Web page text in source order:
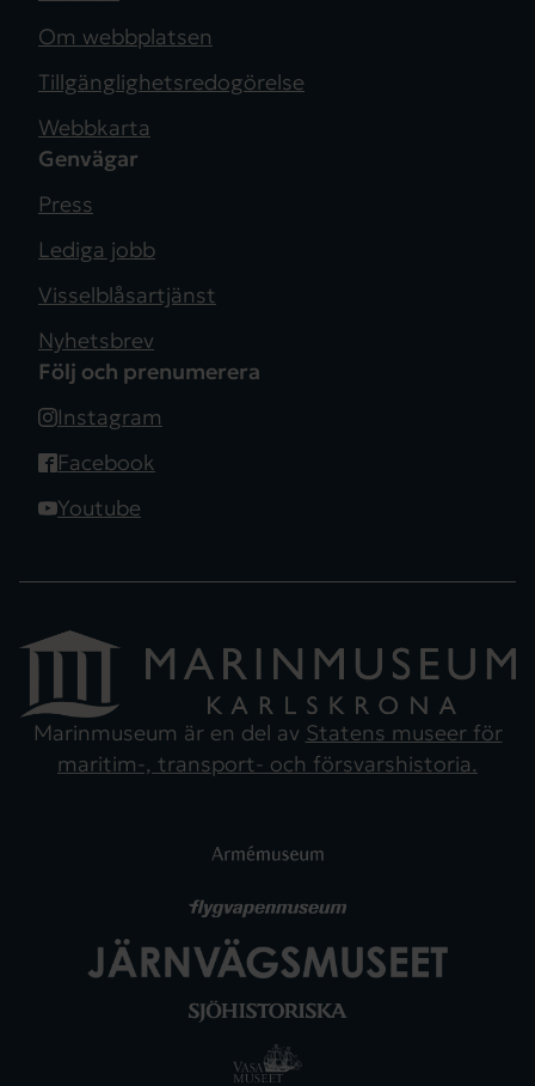
Om webbplatsen
Tillgänglighetsredogörelse
Webbkarta
Genvägar
Press
Lediga jobb
Visselblåsartjänst
Nyhetsbrev
Följ och prenumerera
Instagram
Facebook
Youtube
Marinmuseum är en del av Statens museer för
maritim-, transport- och försvarshistoria.